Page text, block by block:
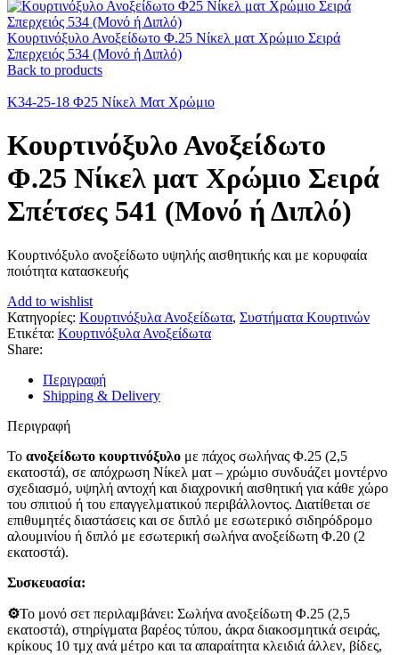
Κουρτινόξυλο Ανοξείδωτο Φ.25 Νίκελ ματ Χρώμιο Σειρά
Σπερχειός 534 (Μονό ή Διπλό)
Back to products
Κ34-25-18 Φ25 Νίκελ Ματ Χρώμιο
Κουρτινόξυλο Ανοξείδωτο
Φ.25 Νίκελ ματ Χρώμιο Σειρά
Σπέτσες 541 (Μονό ή Διπλό)
Κουρτινόξυλο ανοξείδωτο υψηλής αισθητικής και με κορυφαία
ποιότητα κατασκευής
Add to wishlist
Κατηγορίες: Κουρτινόξυλα Ανοξείδωτα, Συστήματα Κουρτινών
Ετικέτα: Κουρτινόξυλα Ανοξείδωτα
Share:
Περιγραφή
Shipping & Delivery
Περιγραφή
Το ανοξείδωτο κουρτινόξυλο με πάχος σωλήνας Φ.25 (2,5
εκατοστά), σε απόχρωση Νίκελ ματ – χρώμιο συνδυάζει μοντέρνο
σχεδιασμό, υψηλή αντοχή και διαχρονική αισθητική για κάθε χώρο
του σπιτιού ή του επαγγελματικού περιβάλλοντος. Διατίθεται σε
επιθυμητές διαστάσεις και σε διπλό με εσωτερικό σιδηρόδρομο
αλουμινίου ή διπλό με εσωτερική σωλήνα ανοξείδωτη Φ.20 (2
εκατοστά).
Συσκευασία:
⚙️Το μονό σετ περιλαμβάνει: Σωλήνα ανοξείδωτη Φ.25 (2,5
εκατοστά), στηρίγματα βαρέος τύπου, άκρα διακοσμητικά σειράς,
κρίκους 10 τμχ ανά μέτρο και τα απαραίτητα κλειδιά άλλεν, βίδες,